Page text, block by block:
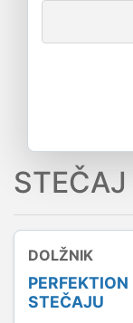
STEČAJ
DOLŽNIK
STEČAJU